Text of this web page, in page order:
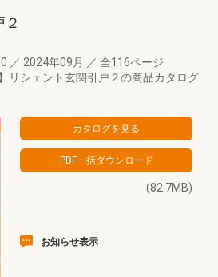
２
／ 2024年09月 ／ 全116ページ
リシェント玄関引戸２の商品カタログ
(82.7MB)
お知らせ表示